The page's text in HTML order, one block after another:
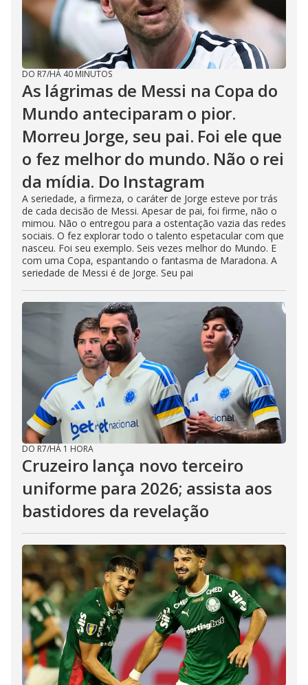
DO R7/HÁ 40 MINUTOS
As lágrimas de Messi na Copa do
Mundo anteciparam o pior.
Morreu Jorge, seu pai. Foi ele que
o fez melhor do mundo. Não o rei
da mídia. Do Instagram
A seriedade, a firmeza, o caráter de Jorge esteve por trás
de cada decisão de Messi. Apesar de pai, foi firme, não o
mimou. Não o entregou para a ostentação vazia das redes
sociais. O fez explorar todo o talento espetacular com que
nasceu. Foi seu exemplo. Seis vezes melhor do Mundo. E
com uma Copa, espantando o fantasma de Maradona. A
seriedade de Messi é de Jorge. Seu pai
DO R7/HÁ 1 HORA
Cruzeiro lança novo terceiro
uniforme para 2026; assista aos
bastidores da revelação